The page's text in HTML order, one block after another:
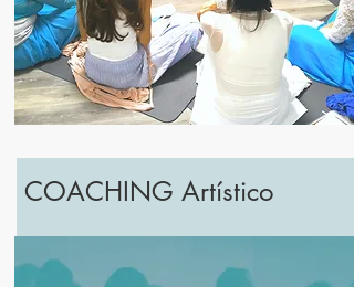
COACHING Artístico